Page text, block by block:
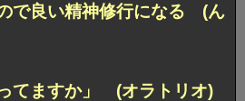
で良い精神修行になる (ん
てますか」 (オラトリオ)